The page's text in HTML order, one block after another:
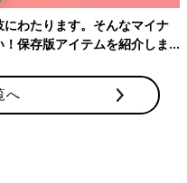
わたります。そんなマイナ
保存版アイテムを紹介しま
へ